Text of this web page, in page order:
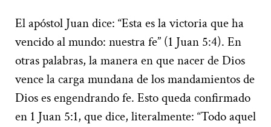
El apóstol Juan dice: “Esta es la victoria que ha
vencido al mundo: nuestra fe” (1 Juan 5:4). En
otras palabras, la manera en que nacer de Dios
vence la carga mundana de los mandamientos de
Dios es engendrando fe. Esto queda confirmado
en 1 Juan 5:1, que dice, literalmente: “Todo aquel